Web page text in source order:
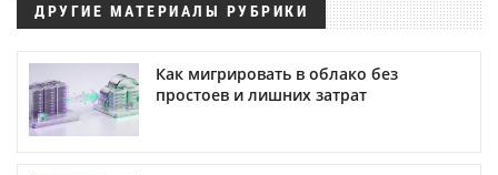
ДРУГИЕ МАТЕРИАЛЫ РУБРИКИ
Как мигрировать в облако без
простоев и лишних затрат